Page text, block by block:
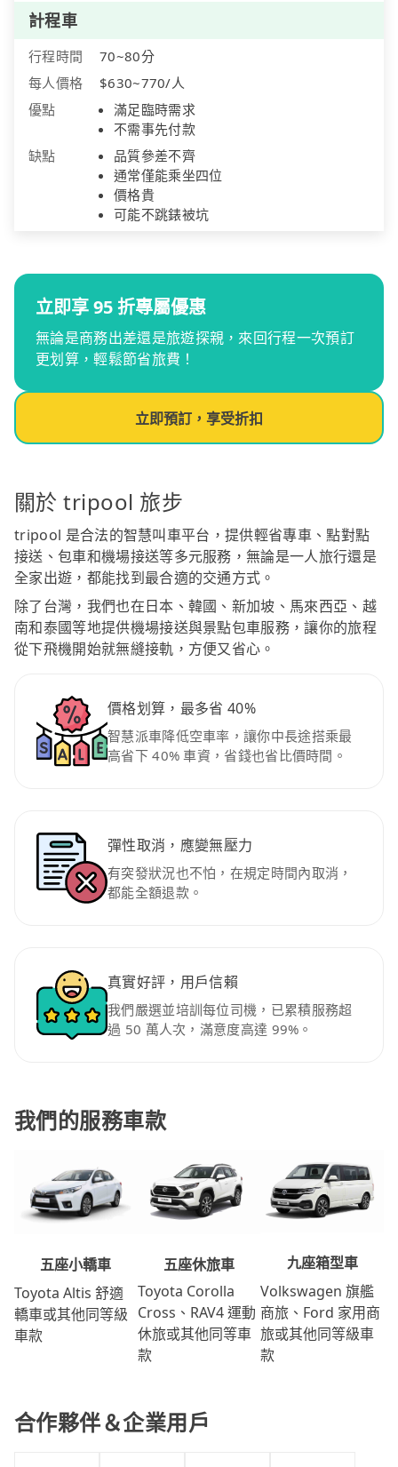
計程車
行程時間
70~80分
每人價格
$630~770/人
優點
滿足臨時需求
不需事先付款
缺點
品質參差不齊
通常僅能乘坐四位
價格貴
可能不跳錶被坑
立即享 95 折專屬優惠
無論是商務出差還是旅遊探親，來回行程一次預訂
更划算，輕鬆節省旅費！
立即預訂，享受折扣
關於 tripool 旅步
tripool 是合法的智慧叫車平台，提供輕省專車、點對點
接送、包車和機場接送等多元服務，無論是一人旅行還是
全家出遊，都能找到最合適的交通方式。
除了台灣，我們也在日本、韓國、新加坡、馬來西亞、越
南和泰國等地提供機場接送與景點包車服務，讓你的旅程
從下飛機開始就無縫接軌，方便又省心。
價格划算，最多省 40%
智慧派車降低空車率，讓你中長途搭乘最
高省下 40% 車資，省錢也省比價時間。
彈性取消，應變無壓力
有突發狀況也不怕，在規定時間內取消，
都能全額退款。
真實好評，用戶信賴
我們嚴選並培訓每位司機，已累積服務超
過 50 萬人次，滿意度高達 99%。
我們的服務車款
五座小轎車
Toyota Altis 舒適
轎車或其他同等級
車款
五座休旅車
Toyota Corolla
Cross、RAV4 運動
休旅或其他同等車
款
九座箱型車
Volkswagen 旗艦
商旅、Ford 家用商
旅或其他同等級車
款
合作夥伴＆企業用戶